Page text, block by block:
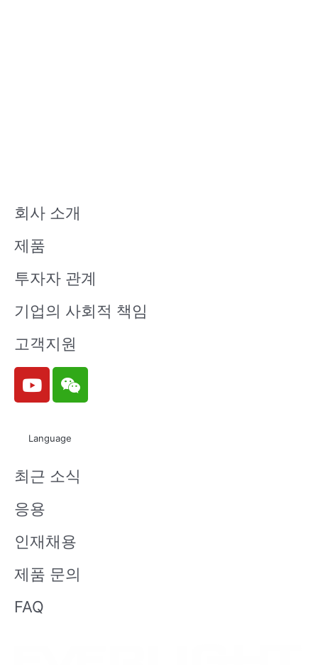
회사 소개
제품
투자자 관계
기업의 사회적 책임
고객지원
Y
o
u
e
W
e
i
n
Language
최근 소식
응용
인재채용
제품 문의
FAQ